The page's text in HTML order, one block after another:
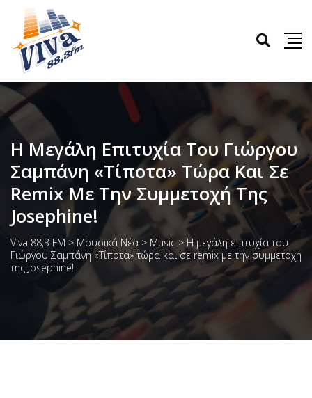
H Μεγάλη Επιτυχία Του Γιώργου
Σαμπάνη «Τίποτα» Τώρα Και Σε
Remix Με Την Συμμετοχή Της
Josephine!
Viva 88,3 FM > Μουσικά Νέα > Music > H μεγάλη επιτυχία του
Γιώργου Σαμπάνη «Τίποτα» τώρα και σε remix με την συμμετοχή
της Josephine!